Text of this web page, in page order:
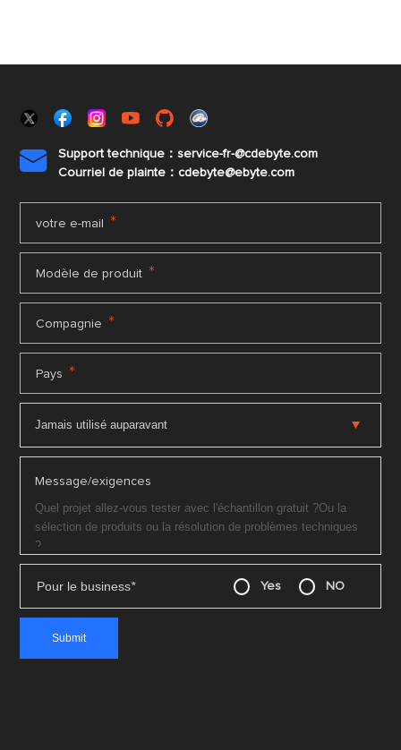

Support technique：service-fr-@cdebyte.com
Courriel de plainte：cdebyte@ebyte.com
votre e-mail *
Modèle de produit *
Compagnie *
Pays *
Message/exigences
Pour le business* Yes NO